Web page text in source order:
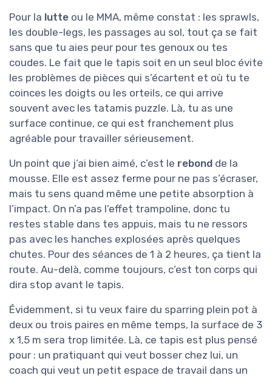
Pour la lutte ou le MMA, même constat : les sprawls,
les double-legs, les passages au sol, tout ça se fait
sans que tu aies peur pour tes genoux ou tes
coudes. Le fait que le tapis soit en un seul bloc évite
les problèmes de pièces qui s’écartent et où tu te
coinces les doigts ou les orteils, ce qui arrive
souvent avec les tatamis puzzle. Là, tu as une
surface continue, ce qui est franchement plus
agréable pour travailler sérieusement.
Un point que j’ai bien aimé, c’est le rebond de la
mousse. Elle est assez ferme pour ne pas s’écraser,
mais tu sens quand même une petite absorption à
l’impact. On n’a pas l’effet trampoline, donc tu
restes stable dans tes appuis, mais tu ne ressors
pas avec les hanches explosées après quelques
chutes. Pour des séances de 1 à 2 heures, ça tient la
route. Au-delà, comme toujours, c’est ton corps qui
dira stop avant le tapis.
Évidemment, si tu veux faire du sparring plein pot à
deux ou trois paires en même temps, la surface de 3
x 1,5 m sera trop limitée. Là, ce tapis est plus pensé
pour : un pratiquant qui veut bosser chez lui, un
coach qui veut un petit espace de travail dans un